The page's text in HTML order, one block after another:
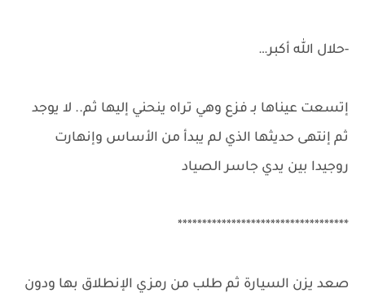
-حلال الله أكبر…
إتسعت عيناها بـ فزع وهي تراه ينحني إليها ثم.. لا يوجد
ثم إنتهى حديثها الذي لم يبدأ من الأساس وإنهارت
روجيدا بين يدي جاسر الصياد
***********************************
صعد يزن السيارة ثم طلب من رمزي الإنطلاق بها ودون